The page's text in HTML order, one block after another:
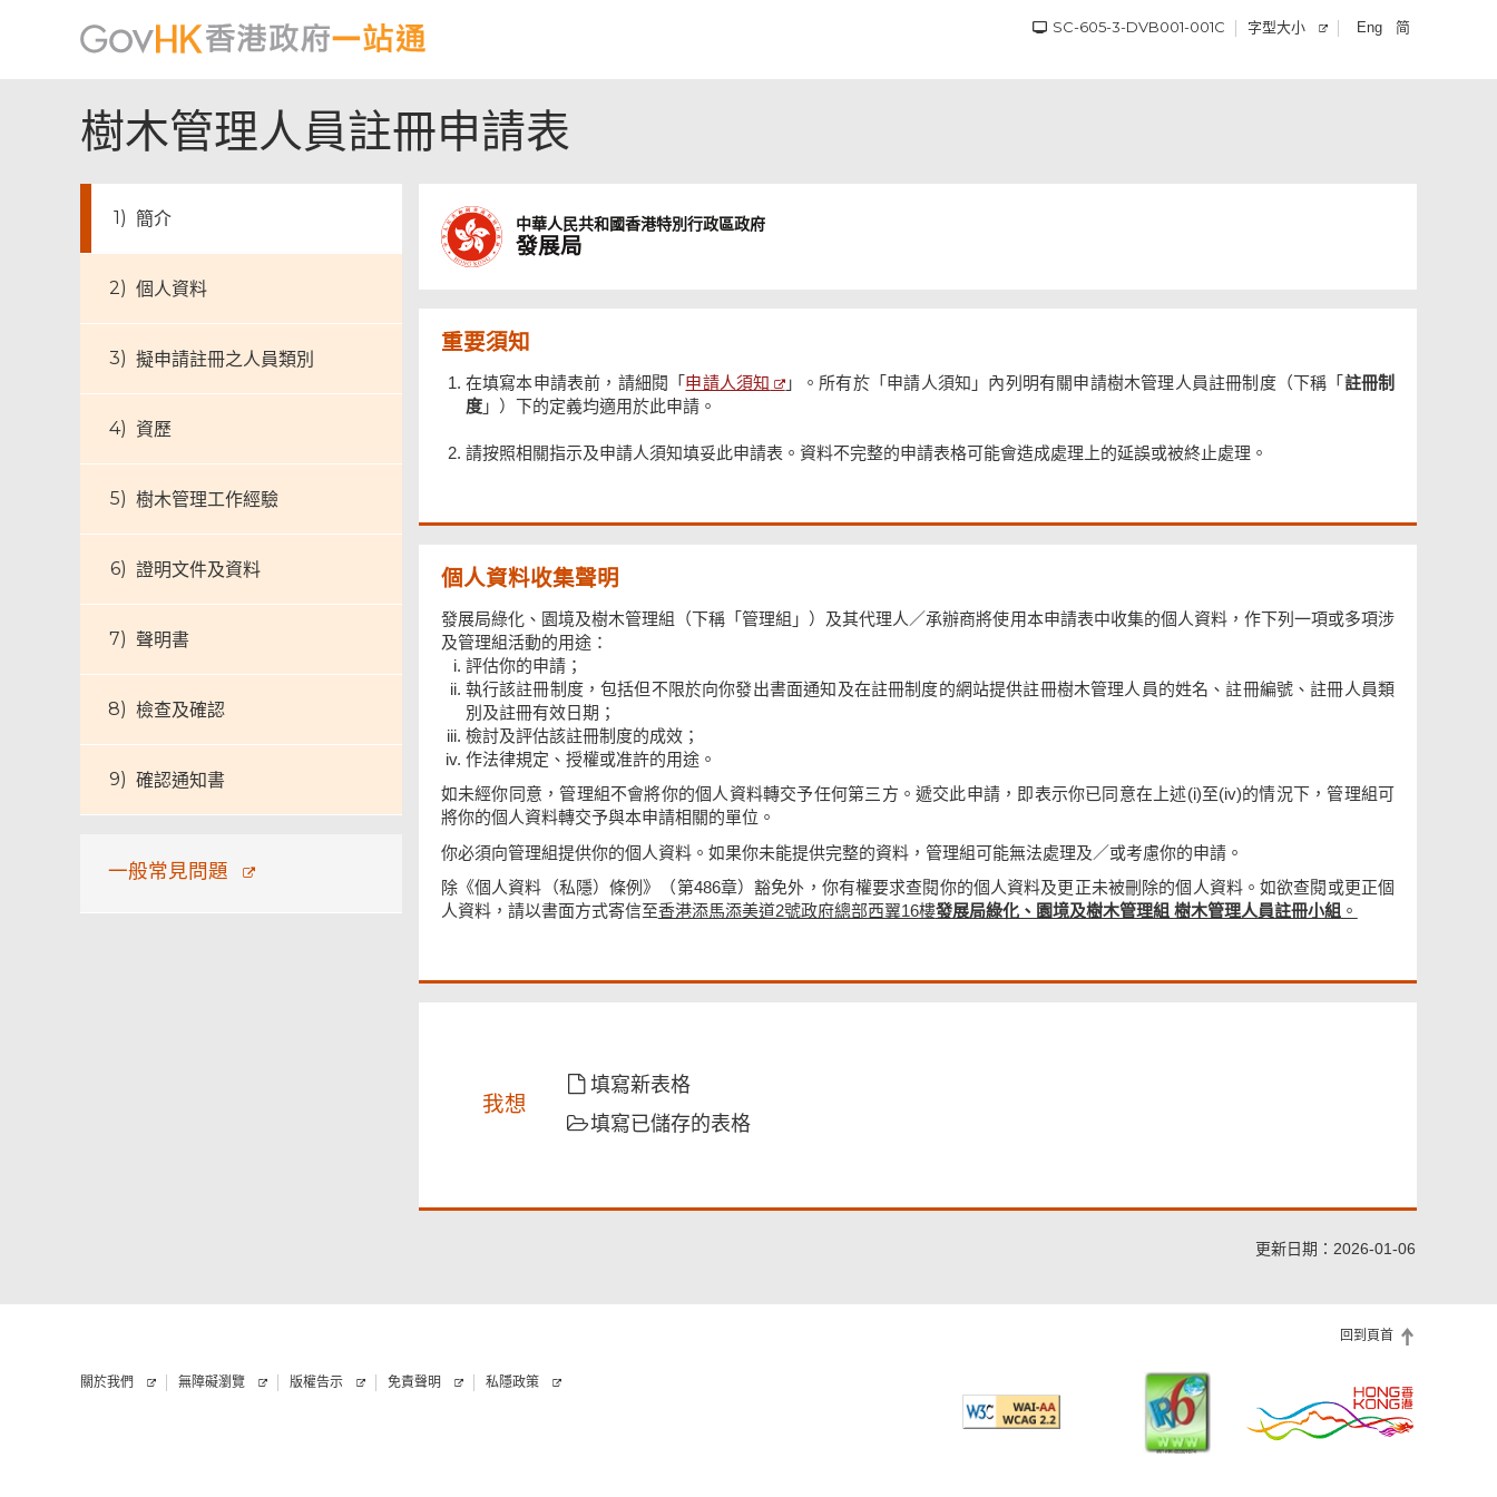
SC-605-3-DVB001-001C 字型大小 Eng 简
樹木管理人員註冊申請表
簡介
個人資料
擬申請註冊之人員類別
資歷
樹木管理工作經驗
證明文件及資料
聲明書
檢查及確認
確認通知書
一般常見問題
中華人民共和國香港特別行政區政府
發展局
重要須知
在填寫本申請表前，請細閱「 申請人須知 」。所有於「申請人須知」內列明有關申請樹木管理人員註冊制度（下稱「 註冊制
度」）下的定義均適用於此申請。
請按照相關指示及申請人須知填妥此申請表。資料不完整的申請表格可能會造成處理上的延誤或被終止處理。
個人資料收集聲明
發展局綠化、園境及樹木管理組（下稱「管理組」）及其代理人／承辦商將使用本申請表中收集的個人資料，作下列一項或多項涉
及管理組活動的用途：
評估你的申請；
執行該註冊制度，包括但不限於向你發出書面通知及在註冊制度的網站提供註冊樹木管理人員的姓名、註冊編號、註冊人員類
別及註冊有效日期；
檢討及評估該註冊制度的成效；
作法律規定、授權或准許的用途。
如未經你同意，管理組不會將你的個人資料轉交予任何第三方。遞交此申請，即表示你已同意在上述(i)至(iv)的情況下，管理組可
將你的個人資料轉交予與本申請相關的單位。
你必須向管理組提供你的個人資料。如果你未能提供完整的資料，管理組可能無法處理及／或考慮你的申請。
除《個人資料（私隱）條例》（第486章）豁免外，你有權要求查閱你的個人資料及更正未被刪除的個人資料。如欲查閱或更正個
人資料，請以書面方式寄信至香港添馬添美道2號政府總部西翼16樓發展局綠化、園境及樹木管理組 樹木管理人員註冊小組 。
我想
填寫新表格
填寫已儲存的表格
更新日期：2026-01-06
回到頁首
關於我們 無障礙瀏覽 版權告示 免責聲明 私隱政策